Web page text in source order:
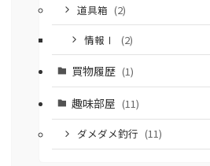
道具箱 (2)
情報Ⅰ
(2)
買物履歴 (1)
趣味部屋 (11)
ダメダメ釣行 (11)